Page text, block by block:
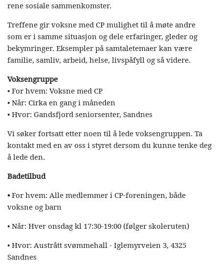
rene sosiale sammenkomster.
Treffene gir voksne med CP mulighet til å møte andre
som er i samme situasjon og dele erfaringer, gleder og
bekymringer. Eksempler på samtaletemaer kan være
familie, samliv, arbeid, helse, livspåfyll og så videre.
Voksengruppe
• For hvem: Voksne med CP
• Når: Cirka en gang i måneden
• Hvor: Gandsfjord seniorsenter, Sandnes
Vi søker fortsatt etter noen til å lede voksengruppen. Ta
kontakt med en av oss i styret dersom du kunne tenke deg
å lede den.
Badetilbud
•For hvem: Alle medlemmer i CP-foreningen, både
voksne og barn
• Når: Hver onsdag kl 17:30-19:00 (følger skoleruten)
• Hvor: Austrått svømmehall - Iglemyrveien 3, 4325
Sandnes